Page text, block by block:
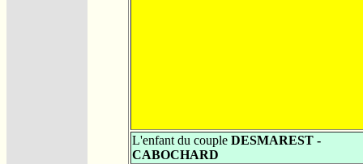
L'enfant du couple DESMAREST -
CABOCHARD